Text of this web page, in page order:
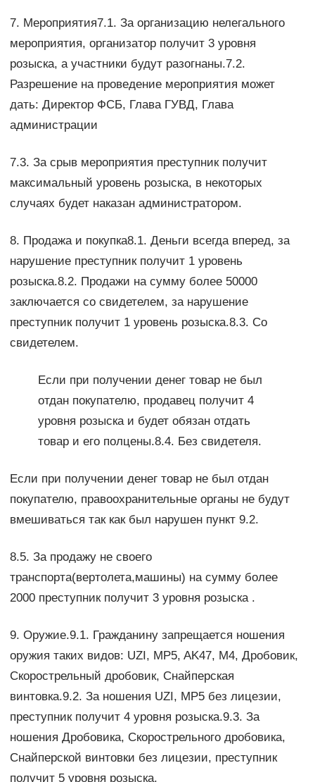
7. Мероприятия7.1. За организацию нелегального
мероприятия, организатор получит 3 уровня
розыска, а участники будут разогнаны.7.2.
Разрешение на проведение мероприятия может
дать: Директор ФСБ, Глава ГУВД, Глава
администрации
7.3. За срыв мероприятия преступник получит
максимальный уровень розыска, в некоторых
случаях будет наказан администратором.
8. Продажа и покупка8.1. Деньги всегда вперед, за
нарушение преступник получит 1 уровень
розыска.8.2. Продажи на сумму более 50000
заключается со свидетелем, за нарушение
преступник получит 1 уровень розыска.8.3. Со
свидетелем.
Если при получении денег товар не был
отдан покупателю, продавец получит 4
уровня розыска и будет обязан отдать
товар и его полцены.8.4. Без свидетеля.
Если при получении денег товар не был отдан
покупателю, правоохранительные органы не будут
вмешиваться так как был нарушен пункт 9.2.
8.5. За продажу не своего
транспорта(вертолета,машины) на сумму более
2000 преступник получит 3 уровня розыска .
9. Оружие.9.1. Гражданину запрещается ношения
оружия таких видов: UZI, MP5, AK47, M4, Дробовик,
Скорострельный дробовик, Снайперская
винтовка.9.2. За ношения UZI, MP5 без лицезии,
преступник получит 4 уровня розыска.9.3. За
ношения Дробовика, Скорострельного дробовика,
Снайперской винтовки без лицезии, преступник
получит 5 уровня розыска.